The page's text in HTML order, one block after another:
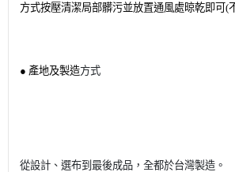
方式按壓清潔局部髒污並放置通風處晾乾即可(
● 產地及製造方式
從設計、選布到最後成品，全都於台灣製造。